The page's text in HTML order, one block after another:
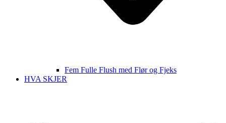
Fem Fulle Flush med Flør og Fjeks
HVA SKJER